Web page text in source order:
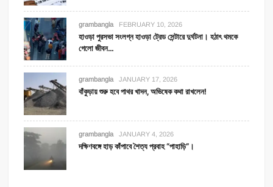
grambangla FEBRUARY 10, 2026
হাওড়া পুরসভা সংলগ্ন হাওড়া ট্রেড সেন্টারে দুর্ঘটনা। হঠাৎ থমকে
গেলো জীবন…
grambangla JANUARY 17, 2026
বাঁকুড়ায় শুরু হবে পাথর খাদন, অভিষেক কথা রাখলেন!
grambangla JANUARY 4, 2026
দক্ষিণবঙ্গে হাড় কাঁপাবে শৈত্য প্রবাহ “পাহাড়ি”।